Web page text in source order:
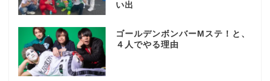
い出
ゴールデンボンバーMステ！と、
４人でやる理由